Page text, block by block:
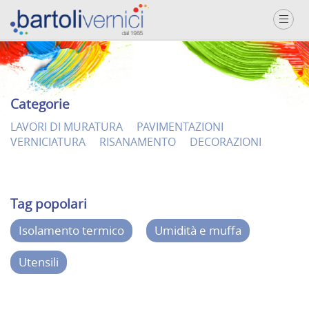
Categorie
LAVORI DI MURATURA
PAVIMENTAZIONI
VERNICIATURA
RISANAMENTO DECORAZIONI
Tag popolari
Isolamento termico
Umidità e muffa
Utensili